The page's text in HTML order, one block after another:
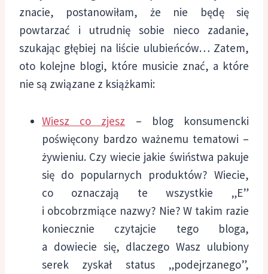
znacie, postanowiłam, że nie będę się
powtarzać i utrudnię sobie nieco zadanie,
szukając głębiej na liście ulubieńców… Zatem,
oto kolejne blogi, które musicie znać, a które
nie są związane z książkami:
Wiesz co zjesz – blog konsumencki
poświęcony bardzo ważnemu tematowi –
żywieniu. Czy wiecie jakie świństwa pakuje
się do popularnych produktów? Wiecie,
co oznaczają te wszystkie „E”
i obcobrzmiące nazwy? Nie? W takim razie
koniecznie czytajcie tego bloga,
a dowiecie się, dlaczego Wasz ulubiony
serek zyskał status „podejrzanego”,